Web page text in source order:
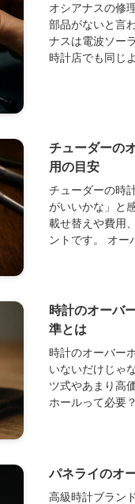
オシアナスの修
部品がないと言
ナスは電波ソー
時計店でも同じ
チューダーの
用の目安
チューダーの時
がいいかな」と
載せ替えや費用
ントです。 オー
時計のオーバ
準とは
時計のオーバー
いないだけじゃ
ツ式やあまり高
ホールって必要
パネライのオ
高級時計ブラン